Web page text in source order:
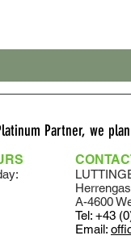
Partner, we
A-4600
Tel: +43
Email: